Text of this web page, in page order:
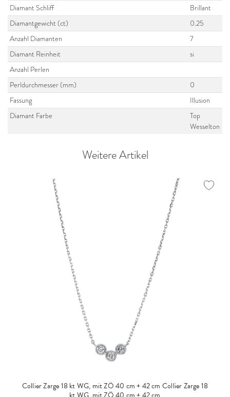
Diamant Schliff
Brillant
Diamantgewicht (ct)
0.25
Anzahl Diamanten
7
Diamant Reinheit
si
Anzahl Perlen
Perldurchmesser (mm)
0
Fassung
Illusion
Diamant Farbe
Top
Wesselton
Weitere Artikel
Collier Zarge 18 kt WG, mit ZÖ 40 cm + 42 cm Collier Zarge 18